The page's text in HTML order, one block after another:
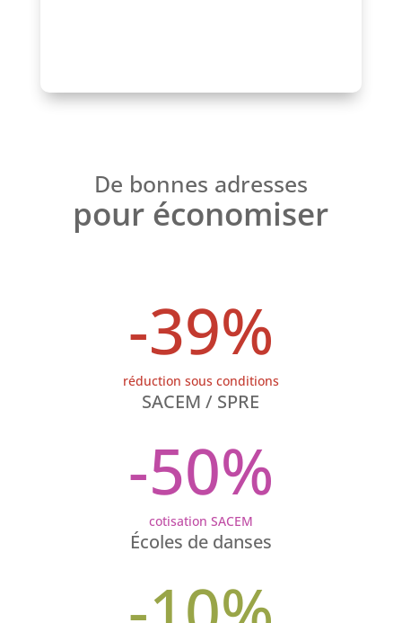
De bonnes adresses
pour économiser
-39%
réduction sous conditions
SACEM / SPRE
-50%
cotisation SACEM
Écoles de danses